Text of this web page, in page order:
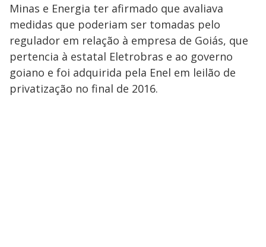
Minas e Energia ter afirmado que avaliava
medidas que poderiam ser tomadas pelo
regulador em relação à empresa de Goiás, que
pertencia à estatal Eletrobras e ao governo
goiano e foi adquirida pela Enel em leilão de
privatização no final de 2016.